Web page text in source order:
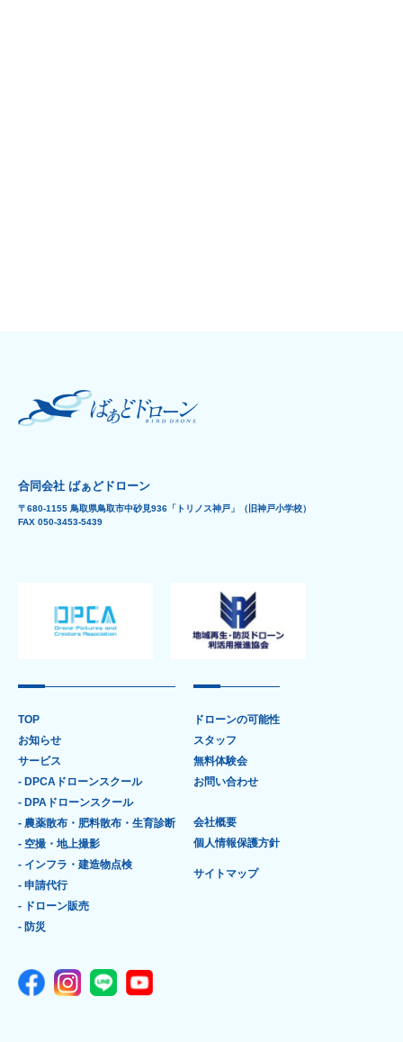
合同会社 ばぁどドローン
〒680-1155 鳥取県鳥取市中砂見936「トリノス神戸」（旧神戸小学校）
FAX 050-3453-5439
TOP
お知らせ
サービス
- DPCAドローンスクール
- DPAドローンスクール
- 農薬散布・肥料散布・生育診断
- 空撮・地上撮影
- インフラ・建造物点検
- 申請代行
- ドローン販売
- 防災
ドローンの可能性
スタッフ
無料体験会
お問い合わせ
会社概要
個人情報保護方針
サイトマップ